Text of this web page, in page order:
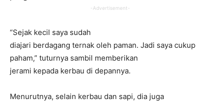
-Advertisement-
“Sejak kecil saya sudah
diajari berdagang ternak oleh paman. Jadi saya cukup
paham,” tuturnya sambil memberikan
jerami kepada kerbau di depannya.
Menurutnya, selain kerbau dan sapi, dia juga